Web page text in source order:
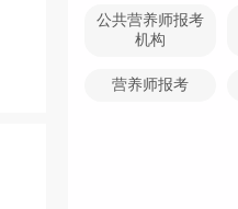
公共营养师报考
机构
营养师报考